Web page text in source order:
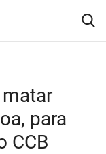
para
CCB